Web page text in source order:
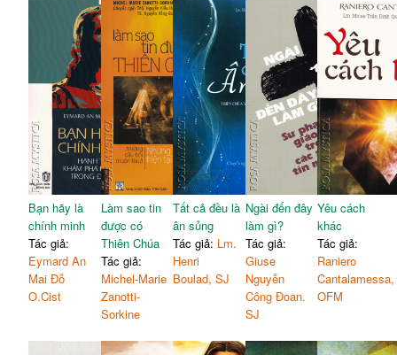
Bạn hãy là
chính minh
Tác giả:
Eymard An
Mai Đỗ
O.Cist
Làm sao tin
được có
Thiên Chúa
Tác giả:
Michel-Marie
Zanotti-
Sorkine
Tất cả đều là
ân sủng
Tác giả: Lm.
Henri
Boulad, SJ
Ngài đến đây
làm gì?
Tác giả:
Giuse
Nguyễn
Công Đoan.
SJ
Yêu cách
khác
Tác giả:
Raniero
Cantalamessa,
OFM